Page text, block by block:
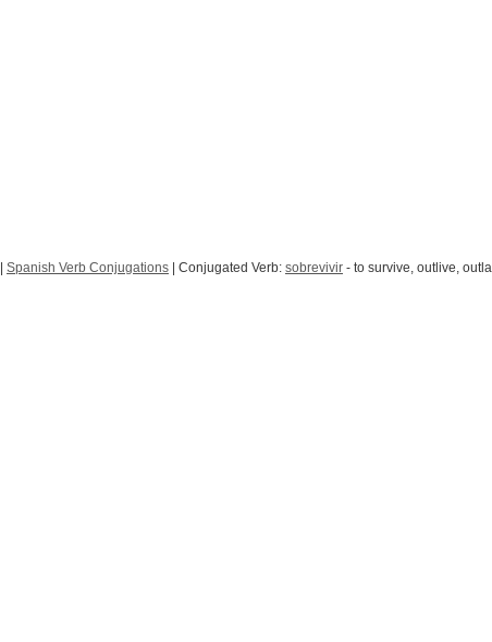
Spanish Verb Conjugations | Conjugated Verb: sobrevivir - to survive, outlive,